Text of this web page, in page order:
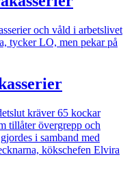
och våld i arbetslivet
tycker LO, men pekar på
kräver 65 kockar
tillåter övergrepp och
i samband med
kökschefen Elvira